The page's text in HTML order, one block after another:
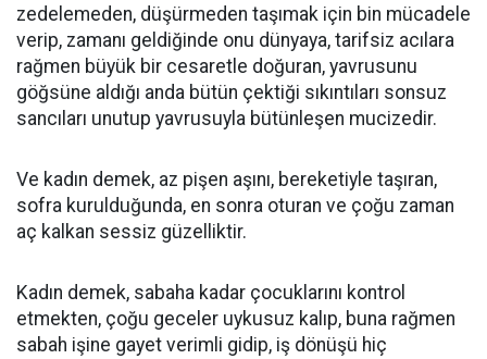
zedelemeden, düşürmeden taşımak için bin mücadele
verip, zamanı geldiğinde onu dünyaya, tarifsiz acılara
rağmen büyük bir cesaretle doğuran, yavrusunu
göğsüne aldığı anda bütün çektiği sıkıntıları sonsuz
sancıları unutup yavrusuyla bütünleşen mucizedir.
Ve kadın demek, az pişen aşını, bereketiyle taşıran,
sofra kurulduğunda, en sonra oturan ve çoğu zaman
aç kalkan sessiz güzelliktir.
Kadın demek, sabaha kadar çocuklarını kontrol
etmekten, çoğu geceler uykusuz kalıp, buna rağmen
sabah işine gayet verimli gidip, iş dönüşü hiç